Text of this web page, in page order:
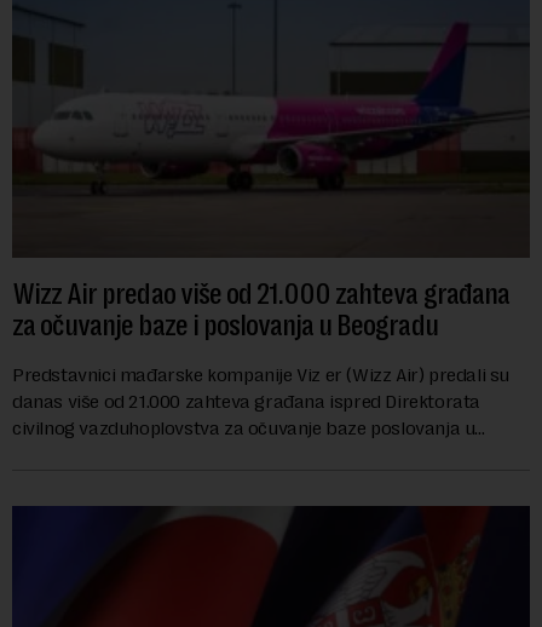
Wizz Air predao više od 21.000 zahteva građana
za očuvanje baze i poslovanja u Beogradu
Predstavnici mađarske kompanije Viz er (Wizz Air) predali su
danas više od 21.000 zahteva građana ispred Direktorata
civilnog vazduhoplovstva za očuvanje baze poslovanja u